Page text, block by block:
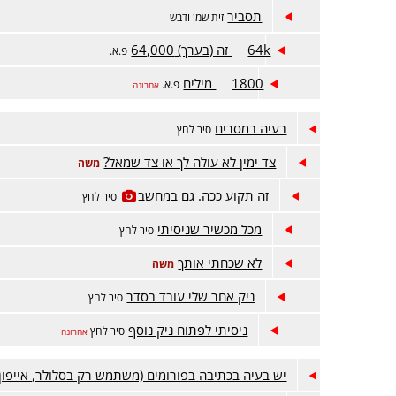
תסביר זית שמן ודבש
64k זה (בערך) 64,000 פ.א.
1800 מילים פ.א. אחרונה
בעיה במסרים סיר לחץ
צד ימין לא עולה לך או צד שמאל? משה
זה תקוע ככה. גם במחשב סיר לחץ
מכל מכשיר שניסיתי סיר לחץ
לא שכחתי אותך משה
ניק אחר שלי עובד בסדר סיר לחץ
ניסיתי לפתוח ניק נוסף סיר לחץ אחרונה
יש בעיה בכתיבה בפורומים (משתמש רק בסלולר,